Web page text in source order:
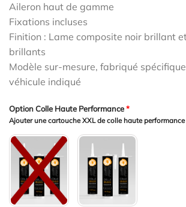
initial
était :
1598,00€.
Aileron haut de gamme
Fixations incluses
Finition : Lame composite noir brillant
brillants
Modèle sur-mesure, fabriqué
véhicule indiqué
Option Colle Haute Performance*
Ajouter une cartouche XXL de colle haute performance